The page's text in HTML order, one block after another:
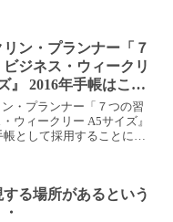
い...
リン・プランナー「７
ジネス・ウィークリ
』 2016年手帳はこれ
ン・プランナー「７つの習
ウィークリー A5サイズ』
帳として採用することにし
る場所があるという